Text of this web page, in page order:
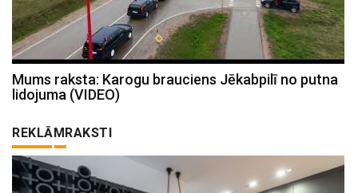
Mums raksta: Karogu brauciens Jēkabpilī no putna
lidojuma (VIDEO)
REKLĀMRAKSTI